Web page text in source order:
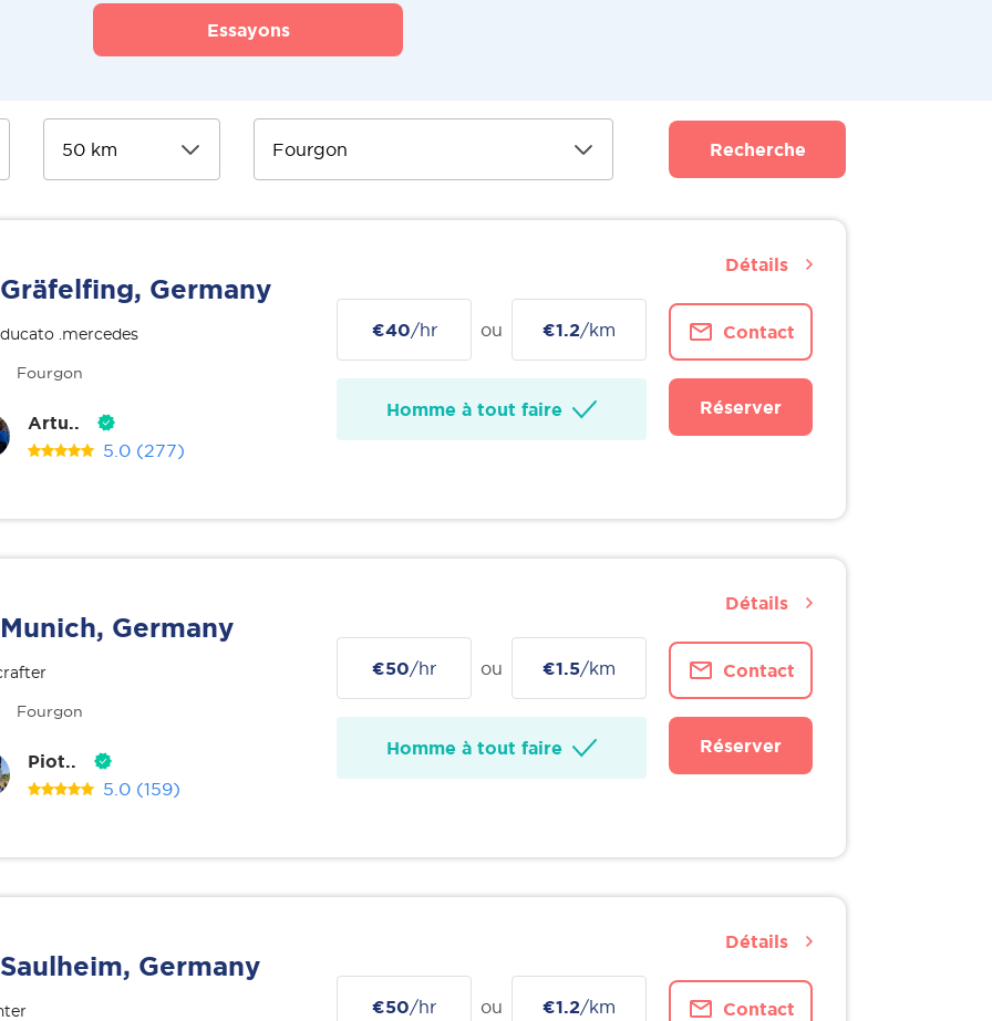
Essayons
Recherche
Gräfelfing, Germany
.mercedes
Fourgon
Artu..
5.0 (277)
€40/hr ou €1.2/km
Homme à tout faire
Contact
Réserver
Détails
Munich, Germany
Fourgon
Piot..
5.0 (159)
€50/hr ou €1.5/km
Homme à tout faire
Contact
Réserver
Détails
Saulheim, Germany
€50/hr ou €1.2/km Contact
Détails